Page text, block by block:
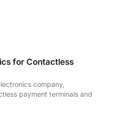
for Contactless
company,
payment terminals and